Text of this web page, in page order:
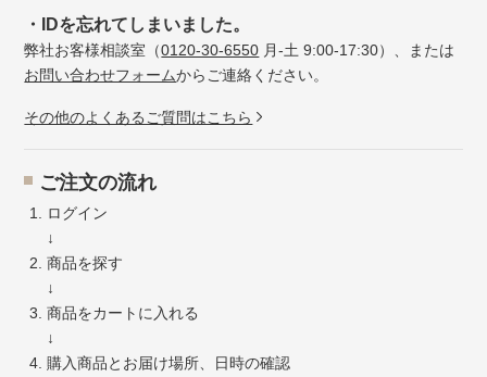
・IDを忘れてしまいました。
弊社お客様相談室（0120-30-6550 月-土 9:00-17:30）、または
お問い合わせフォームからご連絡ください。
その他のよくあるご質問はこちら
ご注文の流れ
ログイン
↓
商品を探す
↓
商品をカートに入れる
↓
購入商品とお届け場所、日時の確認